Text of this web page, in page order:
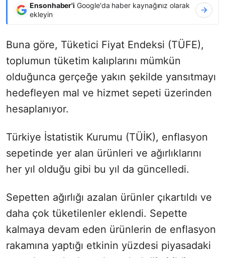
Ensonhaber'i Google'da haber kaynağınız olarak
ekleyin
Buna göre, Tüketici Fiyat Endeksi (TÜFE),
toplumun tüketim kalıplarını mümkün
olduğunca gerçeğe yakın şekilde yansıtmayı
hedefleyen mal ve hizmet sepeti üzerinden
hesaplanıyor.
Türkiye İstatistik Kurumu (TÜİK), enflasyon
sepetinde yer alan ürünleri ve ağırlıklarını
her yıl olduğu gibi bu yıl da güncelledi.
Sepetten ağırlığı azalan ürünler çıkartıldı ve
daha çok tüketilenler eklendi. Sepette
kalmaya devam eden ürünlerin de enflasyon
rakamına yaptığı etkinin yüzdesi piyasadaki